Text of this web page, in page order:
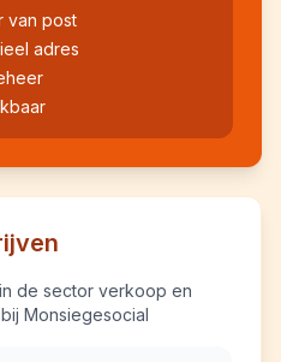
van post
adres
de sector verkoop en
Monsiegesocial